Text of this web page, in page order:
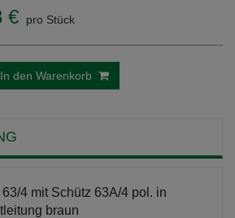
€ pro Stück
In den Warenkorb
4 mit Schütz 63A/4 pol. in
braun